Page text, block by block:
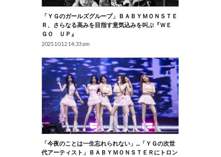
「ＹＧのガールズグループ」ＢＡＢＹＭＯＮＳＴＥ
Ｒ、さらなる高みを目指す意気込みを叫ぶ『ＷＥ
ＧＯ ＵＰ』
2025.10.12 14:33 pm
「今夜のことは一生忘れられない」…「ＹＧの次世
代アーティスト」ＢＡＢＹＭＯＮＳＴＥＲにトロン